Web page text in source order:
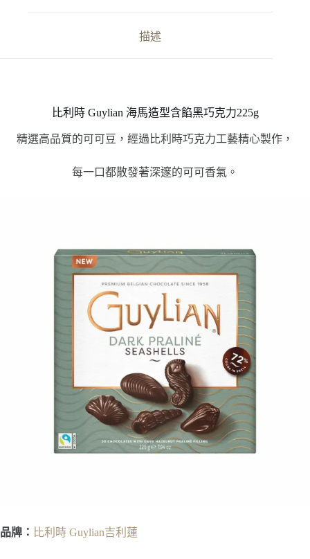
描述
比利時 Guylian 海馬造型含餡黑巧克力225g
精選高品質的可可豆，經過比利時巧克力工藝精心製作，
每一口都散發著深邃的可可香氣。
品牌： 比利時 Guylian吉利蓮